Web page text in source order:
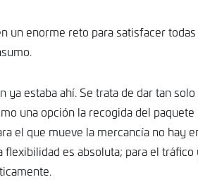
un enorme reto para satisfacer
ya estaba ahí. Se trata de dar tan
una opción la recogida del
el que mueve la mercancía no hay
flexibilidad es absoluta; para el